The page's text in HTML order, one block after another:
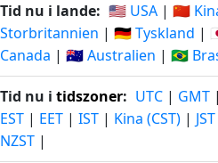
Tid nu i lande: 🇺🇸 USA | 🇨🇳
Storbritannien | 🇩🇪 Tyskland |
Canada | 🇦🇺 Australien | 🇧🇷
Tid nu i tidszoner: UTC | GMT |
EST | EET | IST | Kina (CST) | JST
NZST |